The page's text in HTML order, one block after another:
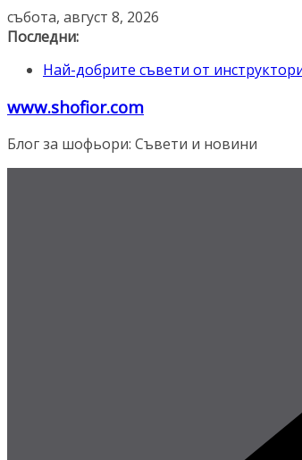
Skip
to
събота, август 8, 2026
Последни:
Най-добрите съвети от
ВНИМАНИЕ: Франция
Промени в Закона за пътищата
www.shofior.com
Блог за шофьори: Съвети и новини